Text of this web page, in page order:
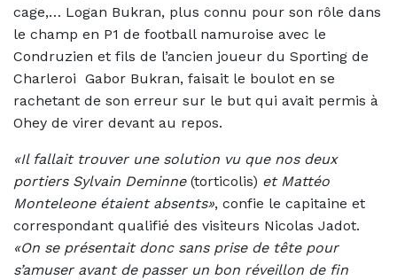
cage,… Logan Bukran, plus connu pour son rôle dans
le champ en P1 de football namuroise avec le
Condruzien et fils de l’ancien joueur du Sporting de
Charleroi Gabor Bukran, faisait le boulot en se
rachetant de son erreur sur le but qui avait permis à
Ohey de virer devant au repos.
«Il fallait trouver une solution vu que nos deux
portiers Sylvain Deminne (torticolis) et Mattéo
Monteleone étaient absents», confie le capitaine et
correspondant qualifié des visiteurs Nicolas Jadot.
«On se présentait donc sans prise de tête pour
s’amuser avant de passer un bon réveillon de fin